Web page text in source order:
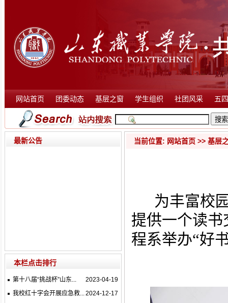
网站首页 团委动态 基层之窗 学生组织 社团风采 五
最新公告
本栏点击排行
第十八届“挑战杯”山东...
2023-04-19
我校红十字会开展应急救...2024-12-17
当前位置: 网站首页 >> 基层
为丰富校
提供一个读
程系举办“好